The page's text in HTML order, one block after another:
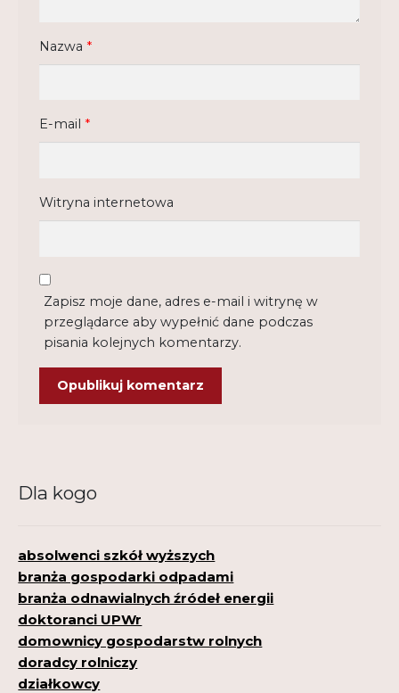
Nazwa *
E-mail *
Witryna internetowa
Zapisz moje dane, adres e-mail i witrynę w
przeglądarce aby wypełnić dane podczas
pisania kolejnych komentarzy.
Dla kogo
absolwenci szkół wyższych
branża gospodarki odpadami
branża odnawialnych źródeł energii
doktoranci UPWr
domownicy gospodarstw rolnych
doradcy rolniczy
działkowcy